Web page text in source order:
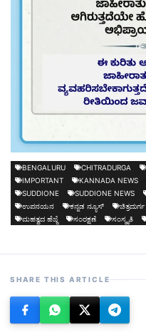
BENGALURU CHITRADURGA
IMPORTANT
KANNADA NEWS
SUDDIONE
SUDDIONE NEWS
ಉಪನಯನ
ಕನ್ನಡ ನ್ಯೂಸ್ ಚಿತ್ರದುರ್ಗ
ಮಹತ್ವದ ಹೆಜ್ಜೆ
ಸಂರಕ್ಷಣೆ ಸಂಸ್ಕೃತಿ
SHARE THIS ARTICLE